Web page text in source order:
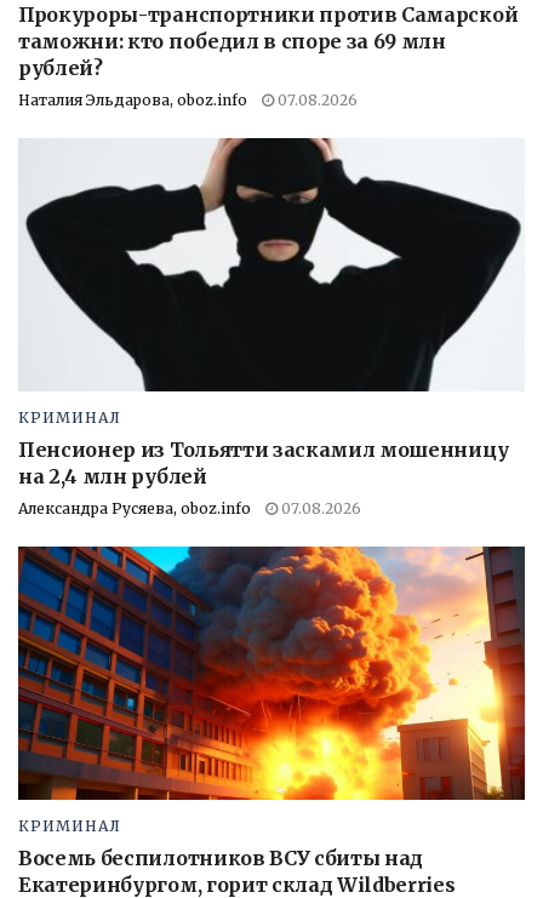
Прокуроры-транспортники против Самарской
таможни: кто победил в споре за 69 млн
рублей?
Наталия Эльдарова, oboz.info 07.08.2026
КРИМИНАЛ
Пенсионер из Тольятти заскамил мошенницу
на 2,4 млн рублей
Александра Русяева, oboz.info 07.08.2026
КРИМИНАЛ
Восемь беспилотников ВСУ сбиты над
Екатеринбургом, горит склад Wildberries